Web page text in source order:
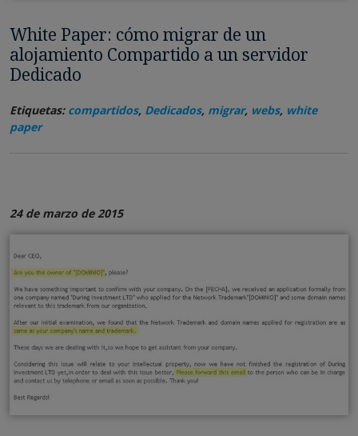
White Paper: cómo migrar de un
alojamiento Compartido a un servidor
Dedicado
Etiquetas: compartidos, Dedicados, migrar, webs, white
paper
24 de marzo de 2015